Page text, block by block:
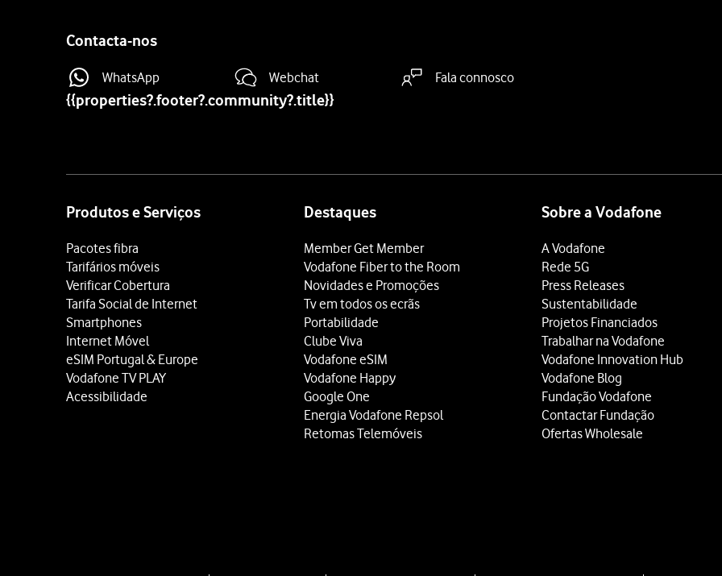
Contacta-nos
WhatsApp Webchat Fala connosco
{{properties?.footer?.community?.title}}
Produtos e Serviços
Pacotes fibra
Tarifários móveis
Verificar Cobertura
Tarifa Social de Internet
Smartphones
Internet Móvel
eSIM Portugal & Europe
Vodafone TV PLAY
Acessibilidade
Destaques
Member Get Member
Vodafone Fiber to the Room
Novidades e Promoções
Tv em todos os ecrãs
Portabilidade
Clube Viva
Vodafone eSIM
Vodafone Happy
Google One
Energia Vodafone Repsol
Retomas Telemóveis
Sobre a Vodafone
A Vodafone
Rede 5G
Press Releases
Sustentabilidade
Projetos Financiados
Trabalhar na Vodafone
Vodafone Innovation Hub
Vodafone Blog
Fundação Vodafone
Contactar Fundação
Ofertas Wholesale